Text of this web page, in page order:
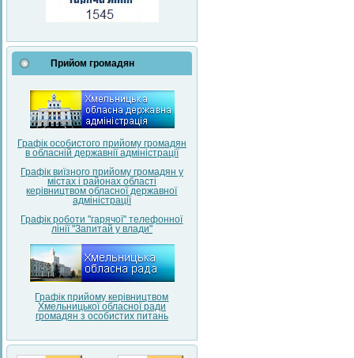
Прийом громадян
Графік особистого прийому громадян
в обласній державнії адміністрації
Графік виїзного прийому громадян у
містах і районах області
керівництвом обласної державної
адміністрації
Графік роботи "гарячої" телефонної
лінії "Запитай у влади"
Графік прийому керівництвом
Хмельницької обласної ради
громадян з особистих питань